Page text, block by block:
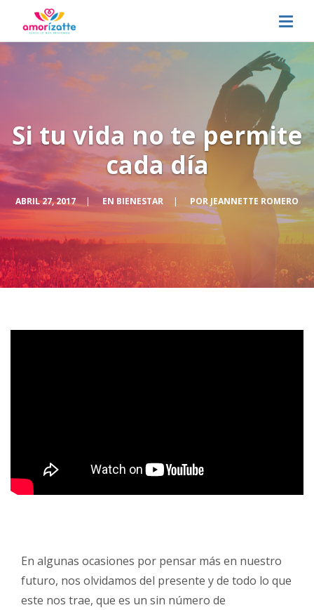
Si tu vida no te permite
cada día
ABRIL 27, 2017 | EN BIENESTAR | PORJEANNETTE ROMERO
En algunas ocasiones por pensar más en nuestro
futuro, nos olvidamos del presente y de todo lo que
este nos trae, que es un sin número de